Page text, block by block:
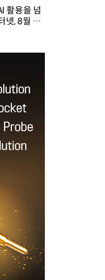
활용을 넘
넷, 8월 실